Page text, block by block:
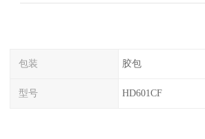
包装 胶包
型号 HD601CF